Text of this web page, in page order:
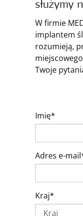
służymy
W firmie
implantem
rozumieją,
Twoje
Imię*
Adres e-
Kraj*